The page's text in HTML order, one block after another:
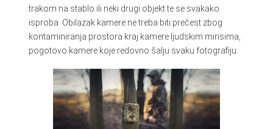
trakom na stablo ili neki drugi objekt te se svakako
isproba. Obilazak kamere ne treba biti prečest zbog
kontaminiranja prostora kraj kamere ljudskim mirisima,
pogotovo kamere koje redovno šalju svaku fotografiju.